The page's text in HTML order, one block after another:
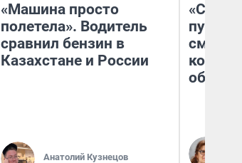
«Машина просто
полетела». Водитель
сравнил бензин в
Казахстане и России
Анатолий Кузнецов